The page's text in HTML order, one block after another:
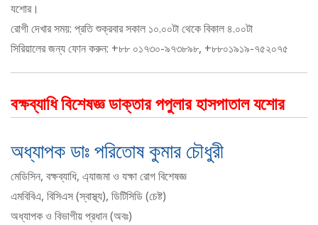
যশোর।
রোগী দেখার সময়: প্রতি শুক্রবার সকাল ১০.০০টা থেকে বিকাল ৪.০০টা
সিরিয়ালের জন্য ফোন করুন: +৮৮ ০১৭৩০-৯৭৩৮৯৮, +৮৮০১৯১৯-৭৫২০৭৫
বক্ষব্যাধি বিশেষজ্ঞ ডাক্তার পপুলার হাসপাতাল যশোর
অধ্যাপক ডাঃ পরিতোষ কুমার চৌধুরী
মেডিসিন, বক্ষব্যাধি, এ্যাজমা ও যক্ষা রোগ বিশেষজ্ঞ
এমবিবিএ, বিসিএস (স্বাস্থ্য), ডিটিসিডি (চেষ্ট)
অধ্যাপক ও বিভাগীয় প্রধান (অবঃ)